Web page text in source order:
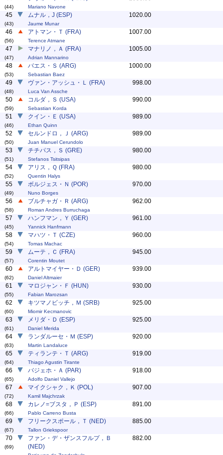
(44) Mariano Navone
45
(43)
ムナル，J (ESP)
Jaume Munar
1020.00
46
(56)
アトマン・Ｔ (FRA)
Terence Atmane
1007.00
47
(47)
マナリノ，Ａ (FRA)
Adrian Mannarino
1005.00
48
(53)
バエス・Ｓ (ARG)
Sebastian Baez
1000.00
49
(48)
ヴァン・アッシュ・Ｌ (FRA)
Luca Van Assche
998.00
50
(59)
コルダ，Ｓ (USA)
Sebastian Korda
990.00
51
(46)
クイン・Ｅ (USA)
Ethan Quinn
989.00
52
(50)
セルンドロ，Ｊ (ARG)
Juan Manuel Cerundolo
989.00
53
(51)
チチパス，Ｓ (GRE)
Stefanos Tsitsipas
980.00
54
(52)
アリス，Ｑ (FRA)
Quentin Halys
980.00
55
(49)
ボルジェス・Ｎ (POR)
Nuno Borges
970.00
56
(58)
ブルチャガ・Ｒ (ARG)
Roman Andres Burruchaga
962.00
57
(45)
ハンフマン，Ｙ (GER)
Yannick Hanfmann
961.00
58
(54)
マハツ・Ｔ (CZE)
Tomas Machac
960.00
59
(57)
ムーテ，Ｃ (FRA)
Corentin Moutet
945.00
60
(62)
アルトマイヤー・Ｄ (GER)
Daniel Altmaier
939.00
61
(55)
マロジャン・Ｆ (HUN)
Fabian Marozsan
930.00
62
(60)
キツマノビッチ，Ｍ (SRB)
Miomir Kecmanovic
925.00
63
(61)
メリダ・Ｄ (ESP)
Daniel Merida
925.00
64
(63)
ランダルーセ・Ｍ (ESP)
Martin Landaluce
920.00
65
(64)
ティランテ・Ｔ (ARG)
Thiago Agustin Tirante
919.00
66
(65)
バジェホ・Ａ (PAR)
Adolfo Daniel Vallejo
918.00
67
(72)
マイクシャク，Ｋ (POL)
Kamil Majchrzak
907.00
68
(66)
カレノ=ブスタ，Ｐ (ESP)
Pablo Carreno Busta
891.00
69
(67)
フリークスポール，Ｔ (NED)
Tallon Griekspoor
885.00
70
(69)
ファン・デ・ザンスフルプ，Ｂ
(NED)
882.00